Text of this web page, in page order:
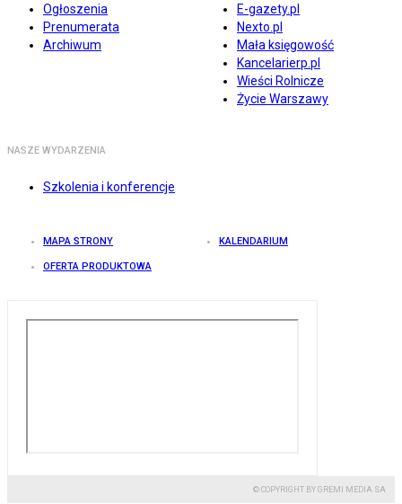
Ogłoszenia
Prenumerata
Archiwum
E-gazety.pl
Nexto.pl
Mała księgowość
Kancelarierp.pl
Wieści Rolnicze
Życie Warszawy
NASZE WYDARZENIA
Szkolenia i konferencje
MAPA STRONY KALENDARIUM
OFERTA PRODUKTOWA
© COPYRIGHT BY GREMI MEDIA SA